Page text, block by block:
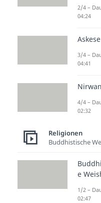
der die
nicht
verweilt
und Jetzt.
2/4 –
04:24
Askese
3/4 –
04:41
4/4 –
02:32
Religionen
Buddhistische
e
1/2 –
02:47